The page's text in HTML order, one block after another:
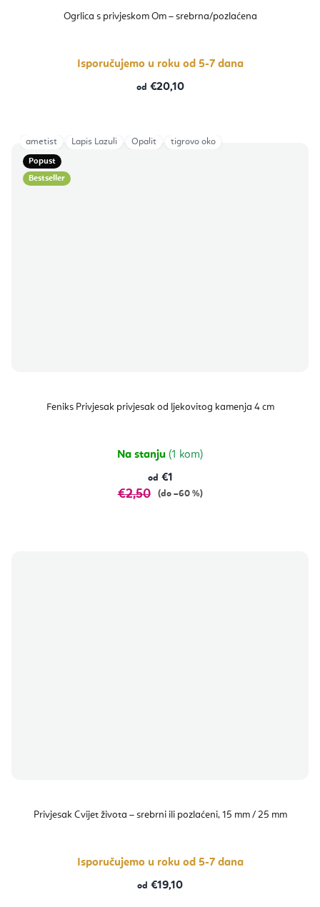
Ogrlica s privjeskom Om – srebrna/pozlaćena
Isporučujemo u roku od 5-7 dana
od €20,10
Popust
Bestseller
Feniks Privjesak privjesak od ljekovitog kamenja 4 cm
Na stanju (1 kom)
od €1
€2,50 (do –60 %)
ametist Lapis Lazuli Opalit tigrovo oko
Privjesak Cvijet života – srebrni ili pozlaćeni, 15 mm / 25 mm
Isporučujemo u roku od 5-7 dana
od €19,10